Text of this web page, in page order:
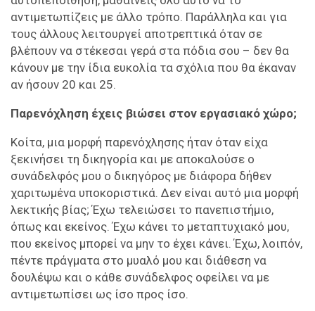
αντιμετωπίζεις με άλλο τρόπο. Παράλληλα και για
τους άλλους λειτουργεί αποτρεπτικά όταν σε
βλέπουν να στέκεσαι γερά στα πόδια σου – δεν θα
κάνουν με την ίδια ευκολία τα σχόλια που θα έκαναν
αν ήσουν 20 και 25.
Παρενόχληση έχεις βιώσει στον εργασιακό χώρο;
Κοίτα, μια μορφή παρενόχλησης ήταν όταν είχα
ξεκινήσει τη δικηγορία και με αποκαλούσε ο
συνάδελφός μου ο δικηγόρος με διάφορα δήθεν
χαριτωμένα υποκοριστικά. Δεν είναι αυτό μια μορφή
λεκτικής βίας; Έχω τελειώσει το πανεπιστήμιο,
όπως και εκείνος. Έχω κάνει το μεταπτυχιακό μου,
που εκείνος μπορεί να μην το έχει κάνει. Έχω, λοιπόν,
πέντε πράγματα στο μυαλό μου και διάθεση να
δουλέψω και ο κάθε συνάδελφος οφείλει να με
αντιμετωπίσει ως ίσο προς ίσο.